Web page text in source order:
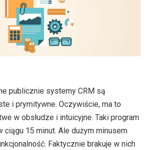
publicznie systemy CRM są
i prymitywne. Oczywiście, ma to
w obsłudze i intuicyjne. Taki program
ciągu 15 minut. Ale dużym minusem
Faktycznie brakuje w nich